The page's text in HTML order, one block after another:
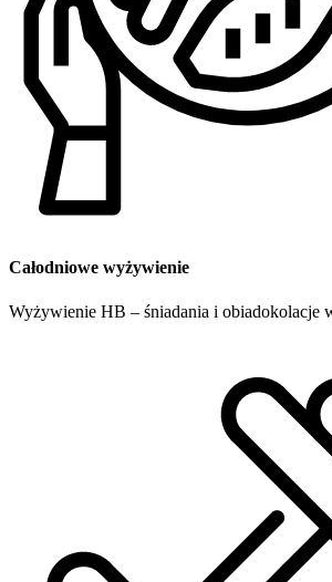
Całodniowe wyżywienie
Wyżywienie HB – śniadania i obiadokolacje